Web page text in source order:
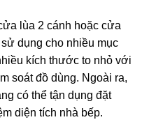
lùa 2 cánh hoặc cửa
dụng cho nhiều mục
kích thước to nhỏ với
soát đồ dùng. Ngoài ra,
có thể tận dụng đặt
diện tích nhà bếp.